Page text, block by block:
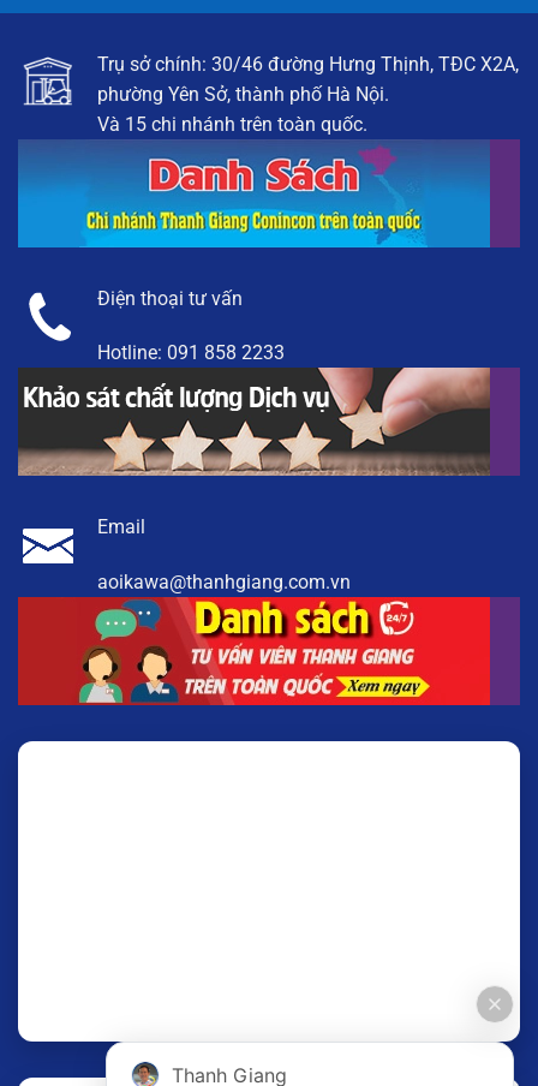
Trụ sở chính: 30/46 đường Hưng Thịnh, TĐC X2A,
phường Yên Sở, thành phố Hà Nội.
Và 15 chi nhánh trên toàn quốc.
Điện thoại tư vấn
Hotline: 091 858 2233
Email
aoikawa@thanhgiang.com.vn
Thanh Giang